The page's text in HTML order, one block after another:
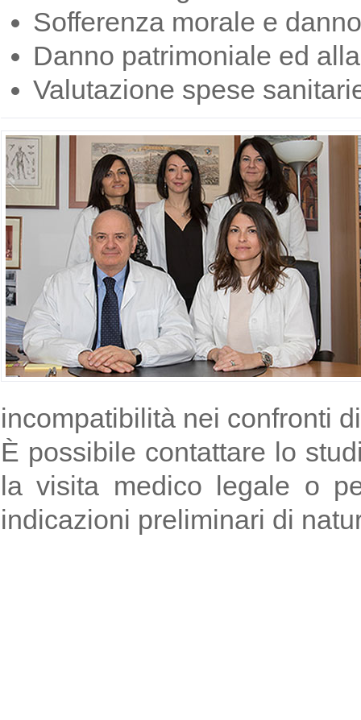
Sofferenza morale e
Danno patrimoniale ed
Valutazione spese
incompatibilità nei confronti
È possibile contattare lo
la visita medico legale o
indicazioni preliminari di